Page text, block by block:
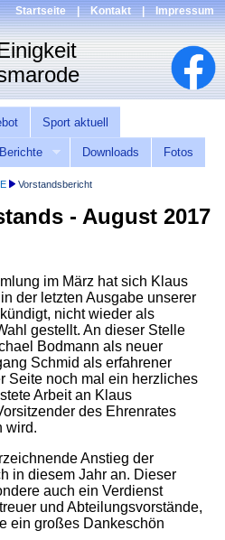
Startseite | Kontakt | Impressum
Sport aktuell
Berichte Downloads Fotos
Vorstandsbericht
- August 2017
im März hat sich Klaus
der letzten Ausgabe unserer
nicht wieder als
gestellt. An dieser Stelle
Bodmann als neuer
Schmid als erfahrener
Seite noch mal ein herzliches
Arbeit an Klaus
des Ehrenrates
wird.
Anstieg der
in diesem Jahr an. Dieser
auch ein Verdienst
und Abteilungsvorstände,
ein großes Dankeschön